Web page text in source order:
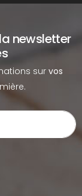
newsletter
sur vos